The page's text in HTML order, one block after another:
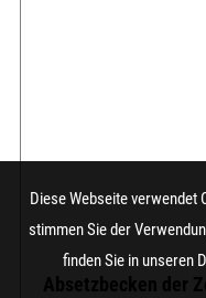
Absetzbecken der
Diese Webseite verwendet
stimmen Sie der
finden Sie in unseren